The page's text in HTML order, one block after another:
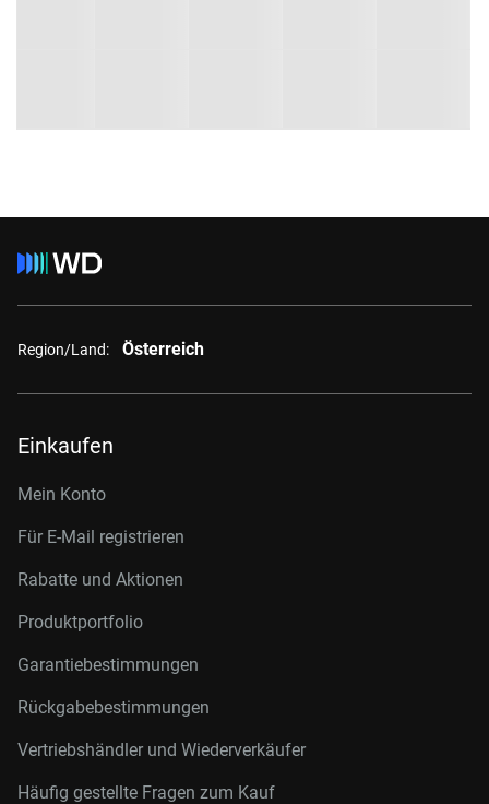
Region/Land: Österreich
Einkaufen
Mein Konto
Für E-Mail registrieren
Rabatte und Aktionen
Produktportfolio
Garantiebestimmungen
Rückgabebestimmungen
Vertriebshändler und Wiederverkäufer
Häufig gestellte Fragen zum Kauf